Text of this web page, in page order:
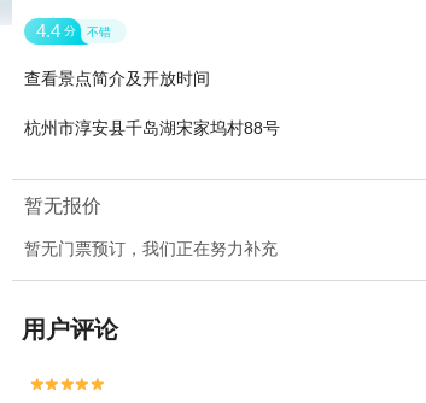
4.4 分 不错
查看景点简介及开放时间
杭州市淳安县千岛湖宋家坞村88号
暂无报价
暂无门票预订，我们正在努力补充
用户评论

